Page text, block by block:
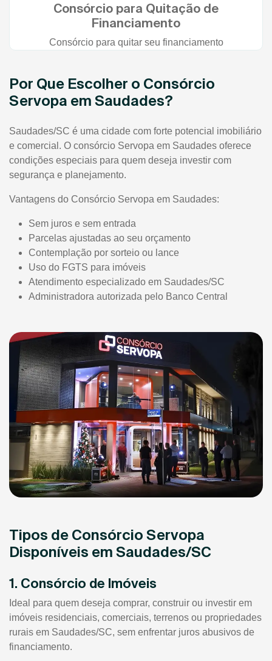
Consórcio para Quitação de
Financiamento
Consórcio para quitar seu financiamento
Por Que Escolher o Consórcio
Servopa em Saudades?
Saudades/SC é uma cidade com forte potencial imobiliário
e comercial. O consórcio Servopa em Saudades oferece
condições especiais para quem deseja investir com
segurança e planejamento.
Vantagens do Consórcio Servopa em Saudades:
Sem juros e sem entrada
Parcelas ajustadas ao seu orçamento
Contemplação por sorteio ou lance
Uso do FGTS para imóveis
Atendimento especializado em Saudades/SC
Administradora autorizada pelo Banco Central
Tipos de Consórcio Servopa
Disponíveis em Saudades/SC
1. Consórcio de Imóveis
Ideal para quem deseja comprar, construir ou investir em
imóveis residenciais, comerciais, terrenos ou propriedades
rurais em Saudades/SC, sem enfrentar juros abusivos de
financiamento.